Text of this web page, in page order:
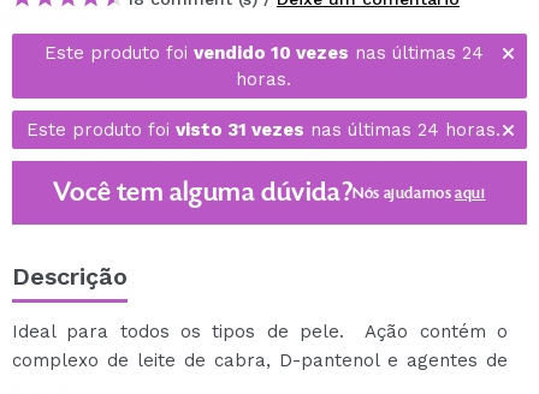
Este produto foi vendido 10 vezes nas últimas 24
horas.
Este produto foi visto 31 vezes nas últimas 24 horas.
Você tem alguma dúvida?Nós ajudamosaqui
Descrição
Ideal para todos os tipos de pele. Ação contém o
complexo de leite de cabra, D-pantenol e agentes de